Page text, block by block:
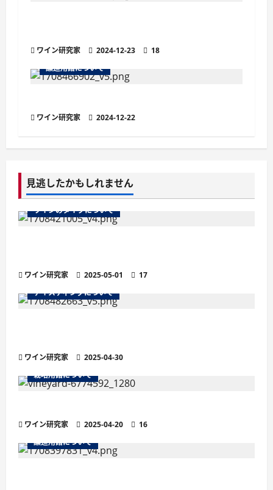
ワイン研究家 2024-12-23
18
醸造用語について
ワイン研究家 2024-12-22
見逃したかもしれません
ワインのタイプについて
ワイン研究家 2025-05-01
17
テイスティングについて
ワイン研究家
2025-04-30
栽培用語について
ワイン研究家 2025-04-20
16
醸造用語について